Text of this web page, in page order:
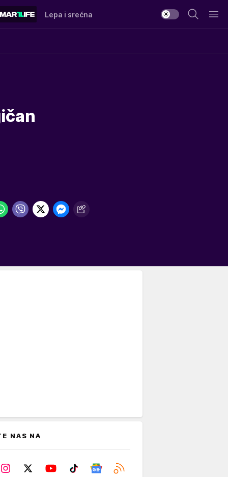
Lepa i srećna
NAS NA